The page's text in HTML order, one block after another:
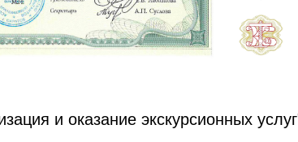
и оказание экскурсионных